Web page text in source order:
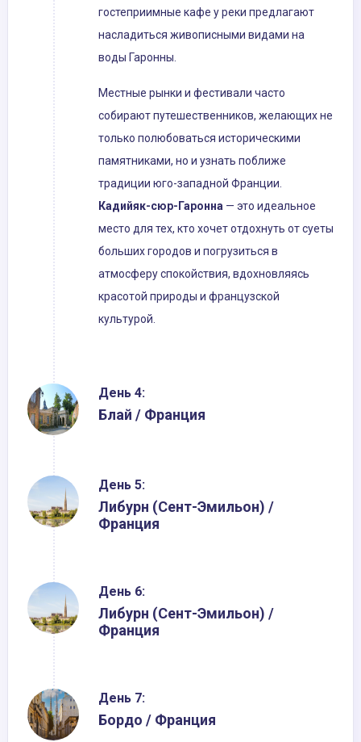
гостеприимные кафе у реки предлагают
насладиться живописными видами на
воды Гаронны.
Местные рынки и фестивали часто
собирают путешественников, желающих не
только полюбоваться историческими
памятниками, но и узнать поближе
традиции юго-западной Франции.
Кадийяк-сюр-Гаронна — это идеальное
место для тех, кто хочет отдохнуть от суеты
больших городов и погрузиться в
атмосферу спокойствия, вдохновляясь
красотой природы и французской
культурой.
День 4:
Блай / Франция
День 5:
Либурн (Сент-Эмильон) /
Франция
День 6:
Либурн (Сент-Эмильон) /
Франция
День 7:
Бордо / Франция